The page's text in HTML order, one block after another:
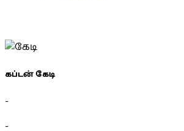
கப்டன் கேடி
-
-